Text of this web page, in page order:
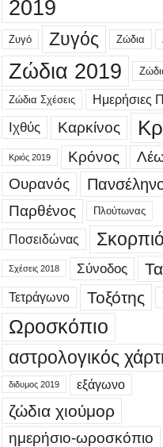
2019
Ζυγό Ζυγός Ζώδια
Ζώδια 2019
Ζώδια Σχέσεις Ημερήσιες
Ιχθύς Καρκίνος
Κριός 2019 Κρόνος
Ουρανός
Παρθένος Πλούτωνας
Ποσειδώνας
Σχέσεις 2018 Σύνοδος
Τετράγωνο Τοξότης
Ωροσκόπιο
αστρολογικός
διδυμος 2019 εξάγωνο
ζώδια χιούμορ
ημερήσιο-ωροσκόπιο